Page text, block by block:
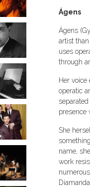
Ágens
Ágens
artist
uses
through
Her
operatic
presence
She
name,
work